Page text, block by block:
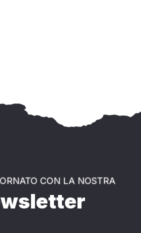
CON LA NOSTRA